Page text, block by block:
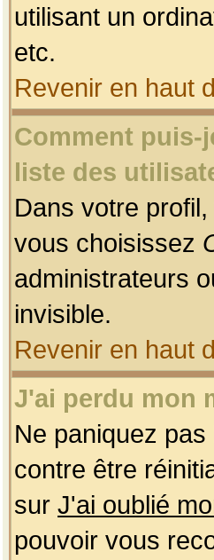
utilisant un
etc.
Revenir en haut
Comment puis-
liste des
Dans votre
vous choisissez
administrateurs
invisible.
Revenir en haut
J'ai perdu mon
Ne paniquez
contre être
sur J'ai oublié
pouvoir vous